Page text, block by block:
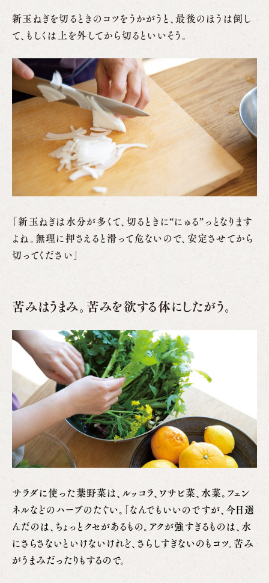
新玉ねぎを切るときのコツをうかがうと、最後のほうは倒し
て、もしくは上を外してから切るといいそう。
「新玉ねぎは水分が多くて、切るときに“にゅる”っとなります
よね。無理に押さえると滑って危ないので、安定させてから
切ってください」
苦みはうまみ。苦みを欲する体にしたがう。
サラダに使った葉野菜は、ルッコラ、ワサビ菜、水菜。フェン
ネルなどのハーブのたぐい。「なんでもいいのですが、今日選
んだのは、ちょっとクセがあるもの。アクが強すぎるものは、水
にさらさないといけないけれど、さらしすぎないのもコツ。苦み
がうまみだったりもするので。